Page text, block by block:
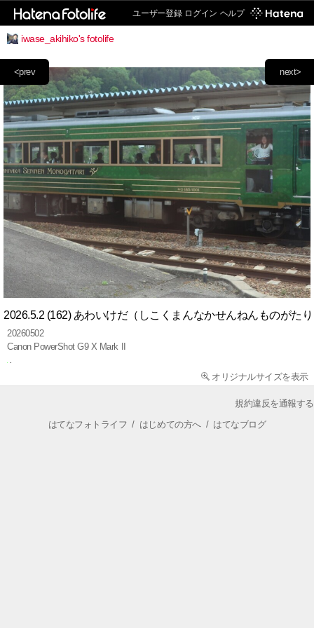
ユーザー登録 ログイン ヘルプ
iwase_akihiko's fotolife
next>
<prev
2026.5.2 (162) あわいけだ（しこくまんなかせんねんものがた
20260502
Canon PowerShot G9 X Mark II
オリジナルサイズを表示
規約違反を通報する
はてなフォトライフ / はじめての方へ/ はてなブログ